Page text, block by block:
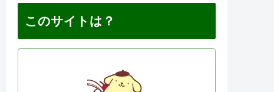
このサイトは？